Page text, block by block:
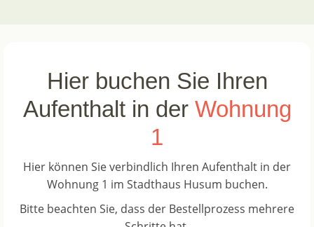
Hier buchen Sie Ihren
Aufenthalt in der Wohnung
1
Hier können Sie verbindlich Ihren Aufenthalt in der
Wohnung 1 im Stadthaus Husum buchen.
Bitte beachten Sie, dass der Bestellprozess mehrere